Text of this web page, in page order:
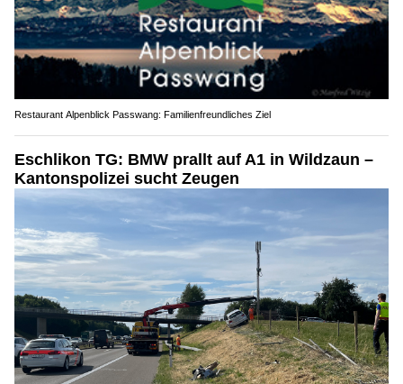
Restaurant Alpenblick Passwang: Familienfreundliches Ziel
Eschlikon TG: BMW prallt auf A1 in Wildzaun –
Kantonspolizei sucht Zeugen